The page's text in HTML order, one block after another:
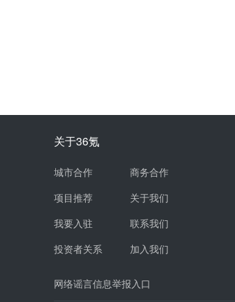
关于36氪
城市合作
项目推荐
我要入驻
投资者关系
商务合作
关于我们
联系我们
加入我们
网络谣言信息举报入口